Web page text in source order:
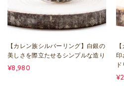
【カレン族シルバーリング】白銀の
美しさを際立たせるシンプルな造り
¥8,980
印